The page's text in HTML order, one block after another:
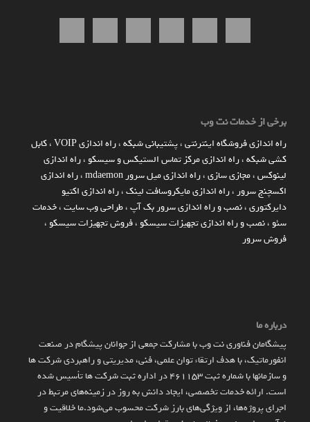
برخی از خدمات نت وب
راه اندازي فروشگاه اينترنتي،پشتیبانی شبکه،راه اندازی VOIP ،کابل
کشی شبکه،راه اندازی مرکز تماس الستیکس و سیسکو،راه اندازی
لینوکس،مجازی سازی،راه اندازی میل سرور mdaemon ،راه اندازی
اکسچنج سرور،راه اندازی مایکروسافت لینک،راه اندازی اکتیو
دایرکتوری،نصب و راه اندازی سرور بک آپ،طراحی وب سایت،خدمات
سئو،نصب و راه اندازی تجهیزات سیسکو،فروش تجهیزات سیسکو،
فروش سرور
درباره ما
پیشگامان فناوری نت وب با مشارکت جمعی از جوانان پیشگام در صنعت
انفورماتیک، با هدف ارتقاء توان علمی، فنی، مدیریتی و راهبردی شرکت ها
و سازمان­ها با شماره ثبت 461153 در اداره ثبت شرکت ها تأسیس شده
است. ارائه خدمات تخصصی، ایجاد دانش به‌ روز در زمینه‌های مرتبط در
اجرای پروژه‌ها، از ویژگی‌های بارز شرکت محسوب می‌شود.ما خلاقیت و